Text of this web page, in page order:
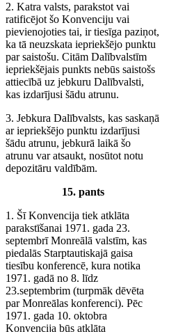
2. Katra valsts, parakstot vai
ratificējot šo Konvenciju vai
pievienojoties tai, ir tiesīga paziņot,
ka tā neuzskata iepriekšējo punktu
par saistošu. Citām Dalībvalstīm
iepriekšējais punkts nebūs saistošs
attiecībā uz jebkuru Dalībvalsti,
kas izdarījusi šādu atrunu.
3. Jebkura Dalībvalsts, kas saskaņā
ar iepriekšējo punktu izdarījusi
šādu atrunu, jebkurā laikā šo
atrunu var atsaukt, nosūtot notu
depozitāru valdībām.
15. pants
1. Šī Konvencija tiek atklāta
parakstīšanai 1971. gada 23.
septembrī Monreālā valstīm, kas
piedalās Starptautiskajā gaisa
tiesību konferencē, kura notika
1971. gadā no 8. līdz
23.septembrim (turpmāk dēvēta
par Monreālas konferenci). Pēc
1971. gada 10. oktobra
Konvencija būs atklāta